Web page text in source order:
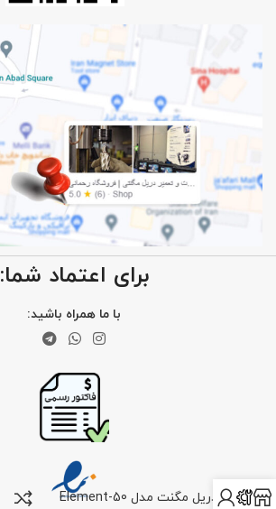
برای اعتماد شما:
با ما همراه باشید:
دریل مگنت مدل Element-50